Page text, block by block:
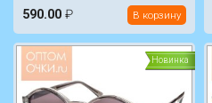
590.00 ₽ В корзину
Новинка